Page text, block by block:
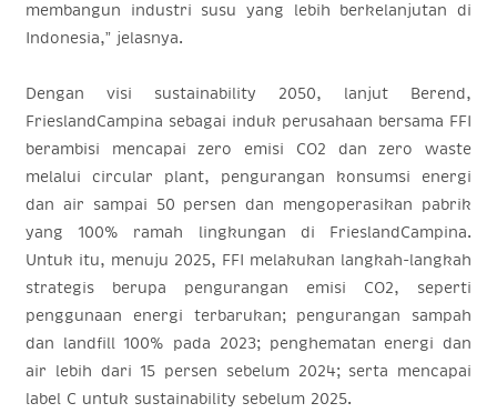
membangun industri susu yang lebih berkelanjutan di
Indonesia,” jelasnya.
Dengan visi sustainability 2050, lanjut Berend,
FrieslandCampina sebagai induk perusahaan bersama FFI
berambisi mencapaizero emisi CO2 danzero waste
melalui circular plant , pengurangan konsumsi energi
dan air sampai 50 persen dan mengoperasikan pabrik
yang 100% ramah lingkungan di FrieslandCampina.
Untuk itu, menuju 2025, FFI melakukan langkah-langkah
strategis berupa pengurangan emisi CO2, seperti
penggunaan energi terbarukan; pengurangan sampah
dan landfill 100% pada 2023; penghematan energi dan
air lebih dari 15 persen sebelum 2024; serta mencapai
label C untuk sustainability sebelum 2025.